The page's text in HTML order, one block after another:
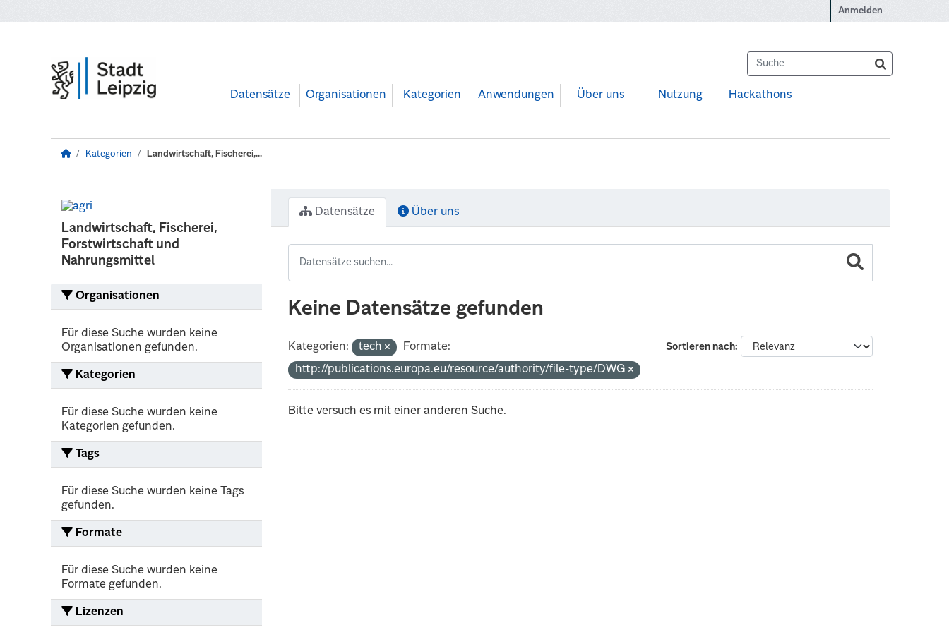
Anmelden
Datensätze Organisationen Kategorien Anwendungen Über uns Nutzung Hackathons
Kategorien Landwirtschaft, Fischerei,...
Landwirtschaft, Fischerei,
Forstwirtschaft und
Nahrungsmittel
Organisationen
Für diese Suche wurden keine
Organisationen gefunden.
Kategorien
Für diese Suche wurden keine
Kategorien gefunden.
Tags
Für diese Suche wurden keine Tags
gefunden.
Formate
Für diese Suche wurden keine
Formate gefunden.
Lizenzen
Datensätze Über uns
Keine Datensätze gefunden
Sortieren nach
Kategorien: tech
Formate:
http://publications.europa.eu/resource/authority/file-type/DWG
Bitte versuch es mit einer anderen Suche.